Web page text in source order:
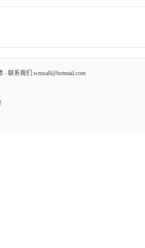
- 联系我们:wmxa8@hotmail.com